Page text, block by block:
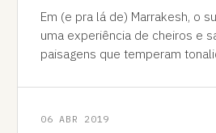
Em (e pra lá de) Marrakesh, o
uma experiência de cheiros e
paisagens que temperam
06 ABR 2019